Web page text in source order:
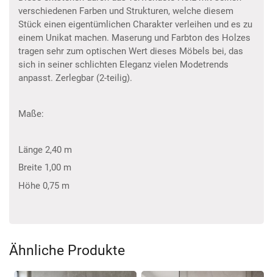
verschiedenen Farben und Strukturen, welche diesem
Stück einen eigentümlichen Charakter verleihen und es zu
einem Unikat machen. Maserung und Farbton des Holzes
tragen sehr zum optischen Wert dieses Möbels bei, das
sich in seiner schlichten Eleganz vielen Modetrends
anpasst. Zerlegbar (2-teilig).
Maße:
Länge 2,40 m
Breite 1,00 m
Höhe 0,75 m
Ähnliche Produkte